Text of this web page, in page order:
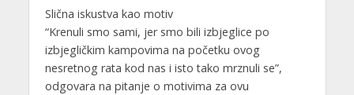
Slična iskustva kao motiv
“Krenuli smo sami, jer smo bili izbjeglice po
izbjegličkim kampovima na početku ovog
nesretnog rata kod nas i isto tako mrznuli se”,
odgovara na pitanje o motivima za ovu